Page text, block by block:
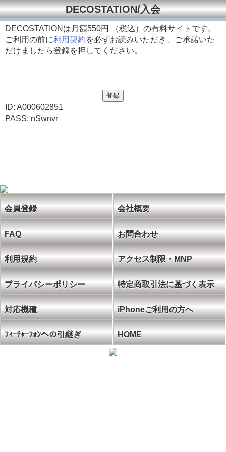
DECOSTATION/入会
DECOSTATIONは月額550円 （税込）の有料サイトです。
ご利用の前に利用契約を必ずお読みいただき、ご承諾いた
だけましたら登録を押してください。
ID: A000602851
PASS: nSwnvr
会員登録 会社概要
FAQ お問合わせ
利用規約 アクセス制限・MNP
プライバシーポリシー 特定商取引法に基づく表示
対応機種 iPhoneご利用の方へ
ﾌｨｰﾁｬｰﾌｫﾝへの引継ぎ HOME